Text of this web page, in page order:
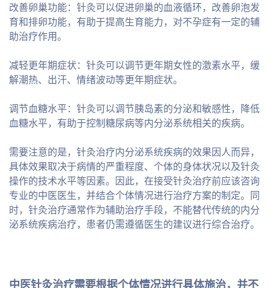
改善卵巢功能：针灸可以促进卵巢的血液循环，改善卵泡发
育和排卵功能，有助于提高生育能力，对不孕症有一定的辅
助治疗作用。
减轻更年期症状：针灸可以调节更年期女性的激素水平，缓
解潮热、出汗、情绪波动等更年期症状。
调节血糖水平：针灸可以调节胰岛素的分泌和敏感性，降低
血糖水平，有助于控制糖尿病等内分泌系统相关的疾病。
需要注意的是，针灸治疗内分泌系统疾病的效果因人而异，
具体效果取决于病情的严重程度、个体的身体状况以及针灸
操作的技术水平等因素。因此，在接受针灸治疗前应该咨询
专业的中医医生，并结合个体情况进行治疗方案的制定。同
时，针灸治疗通常作为辅助治疗手段，不能替代传统的内分
泌系统疾病治疗，患者仍需遵循医生的建议进行综合治疗。